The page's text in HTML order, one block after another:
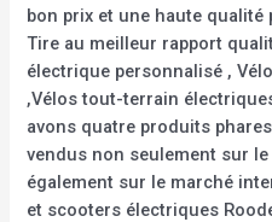
bon prix et une haute
Tire au meilleur rapport
électrique personnalisé ,
,Vélos tout-terrain
avons quatre produits
vendus non seulement sur
également sur le marché
et scooters électriques